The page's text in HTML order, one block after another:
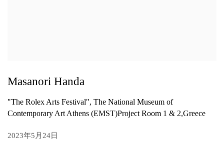
Masanori Handa
"The Rolex Arts Festival", The National Museum of
Contemporary Art Athens (EMST)Project Room 1 & 2,Greece
2023年5月24日